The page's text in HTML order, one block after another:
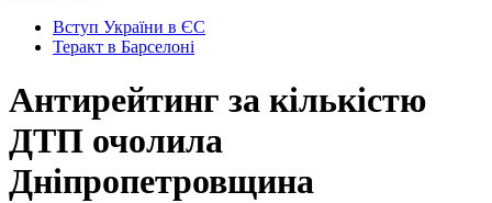
Вступ України в ЄС
Теракт в Барселоні
Антирейтинг за кількістю
ДТП очолила
Дніпропетровщина